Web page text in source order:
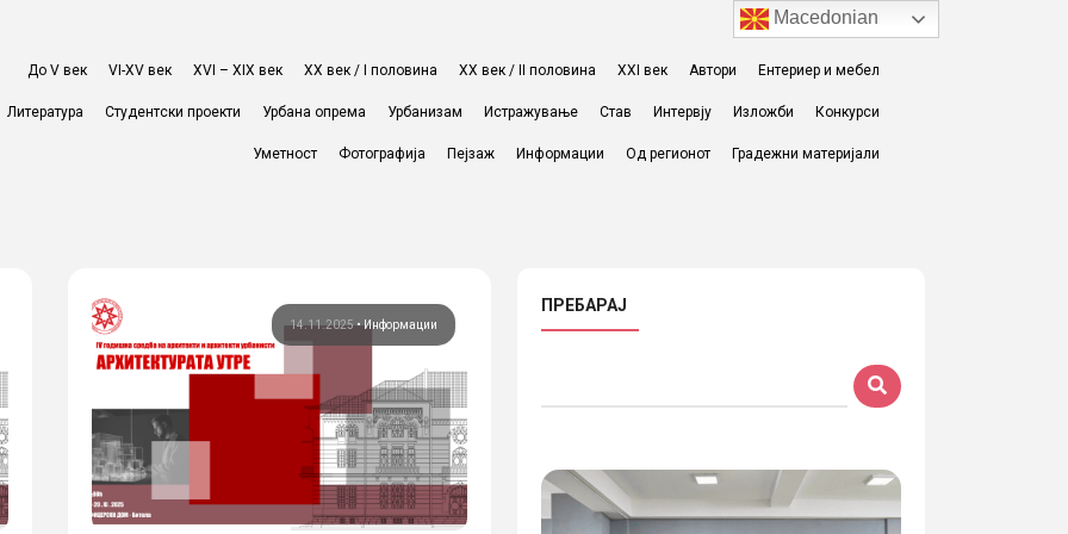
До V век VI-XV век XVI – XIX век ХХ век / I половина ХХ век / II половина XXI век Автори Ентериер и мебел
Литература Студентски проекти Урбана опрема Урбанизам Истражување Став Интервју Изложби Конкурси
Уметност Фотографија Пејзаж Информации Од регионот Градежни материјали
14.11.2025•Информации
ПРЕБАРАЈ
Macedonian